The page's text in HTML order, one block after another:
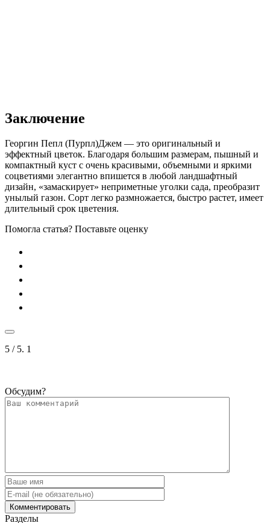
Заключение
Георгин Пепл (Пурпл)Джем — это оригинальный и
эффектный цветок. Благодаря большим размерам, пышный и
компактный куст с очень красивыми, объемными и яркими
соцветиями элегантно впишется в любой ландшафтный
дизайн, «замаскирует» неприметные уголки сада, преобразит
унылый газон. Сорт легко размножается, быстро растет, имеет
длительный срок цветения.
Помогла статья? Поставьте оценку
5 / 5. 1
Обсудим?
Разделы